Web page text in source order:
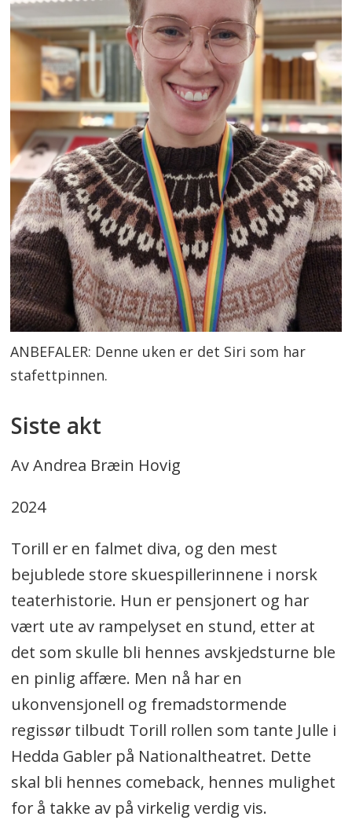
ANBEFALER: Denne uken er det Siri som har
stafettpinnen.
Siste akt
Av Andrea Bræin Hovig
2024
Torill er en falmet diva, og den mest
bejublede store skuespillerinnene i norsk
teaterhistorie. Hun er pensjonert og har
vært ute av rampelyset en stund, etter at
det som skulle bli hennes avskjedsturne ble
en pinlig affære. Men nå har en
ukonvensjonell og fremadstormende
regissør tilbudt Torill rollen som tante Julle i
Hedda Gabler på Nationaltheatret. Dette
skal bli hennes comeback, hennes mulighet
for å takke av på virkelig verdig vis.